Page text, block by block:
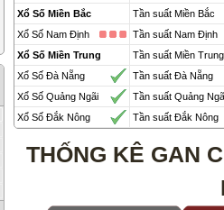
Xổ Số Miền Bắc
Tần suất Miền Bắc
Xổ Số Nam Định
Tần suất Nam Định
Xổ Số Miền Trung
Tần suất Miền Trung
Xổ Số Đà Nẵng
Tần suất Đà Nẵng
Xổ Số Quảng Ngãi
Tần suất Quảng
Xổ Số Đắk Nông
Tần suất Đắk Nông
THỐNG KÊ GAN